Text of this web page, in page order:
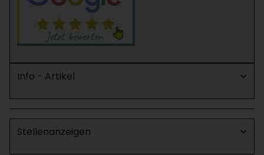
Info - Artikel
Stellenanzeigen